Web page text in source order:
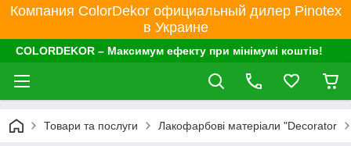
Компания ColorDekor официальный дилер Pinotex
в Украине
COLORDEKOR – Максимум ефекту при мінімумі коштів!
Товари та послуги Лакофарбові матеріали "Decorator